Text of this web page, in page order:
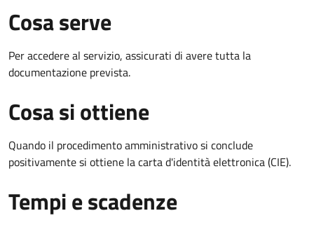
Cosa serve
Per accedere al servizio, assicurati di avere tutta la
documentazione prevista.
Cosa si ottiene
Quando il procedimento amministrativo si conclude
positivamente si ottiene la carta d'identità elettronica (CIE).
Tempi e scadenze